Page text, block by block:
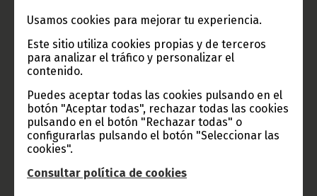
Usamos cookies para mejorar tu experiencia.
Este sitio utiliza cookies propias y de terceros
para analizar el tráfico y personalizar el
contenido.
Puedes aceptar todas las cookies pulsando en el
botón "Aceptar todas", rechazar todas las cookies
pulsando en el botón "Rechazar todas" o
configurarlas pulsando el botón "Seleccionar las
cookies".
Consultar política de cookies
Información de Guinea Ecuatorial
TVGE
Radio Nacional de Guinea
Ecuatorial